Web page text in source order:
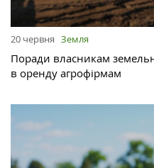
20 червня Земля
Поради власникам
в оренду агрофірмам